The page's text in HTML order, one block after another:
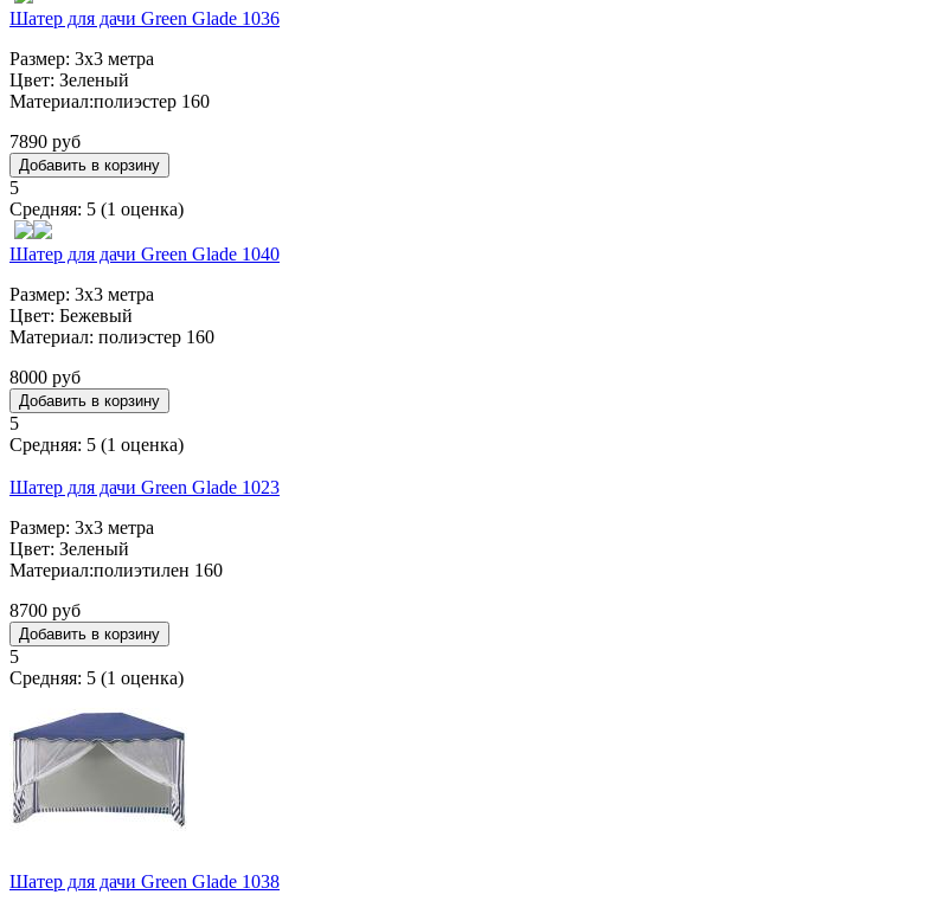
Шатер для дачи Green Glade 1036
Размер: 3х3 метра
Цвет: Зеленый
Материал:полиэстер 160
7890 руб
5
Средняя: 5 (1 оценка)
Шатер для дачи Green Glade 1040
Размер: 3х3 метра
Цвет: Бежевый
Материал: полиэстер 160
8000 руб
5
Средняя: 5 (1 оценка)
Шатер для дачи Green Glade 1023
Размер: 3х3 метра
Цвет: Зеленый
Материал:полиэтилен 160
8700 руб
5
Средняя: 5 (1 оценка)
Шатер для дачи Green Glade 1038